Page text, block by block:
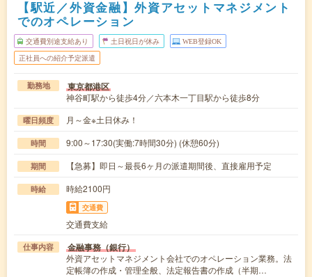
【駅近／外資金融】外資アセットマネジメント
でのオペレーション
交通費別途支給あり 土日祝日が休み WEB登録OK
正社員への紹介予定派遣
勤務地 東京都港区
神谷町駅から徒歩4分／六本木一丁目駅から徒歩8分
曜日頻度 月～金※土日休み！
時間 9:00～17:30(実働:7時間30分) (休憩60分)
期間 【急募】即日～最長6ヶ月の派遣期間後、直接雇用予定
時給 時給2100円
交通費
交通費支給
仕事内容 金融事務（銀行）
外資アセットマネジメント会社でのオペレーション業務。法
定帳簿の作成・管理全般、法定報告書の作成（半期…